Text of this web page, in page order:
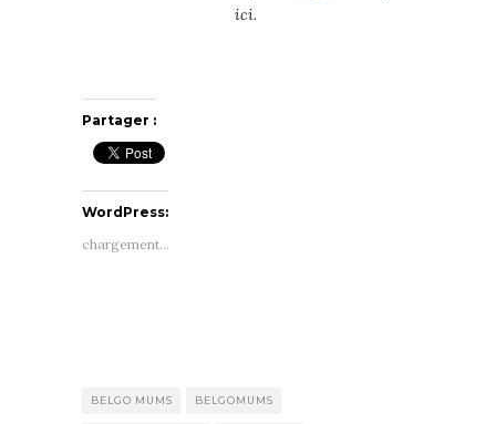
ici.
Partager :
WordPress:
chargement…
BELGO MUMS BELGOMUMS